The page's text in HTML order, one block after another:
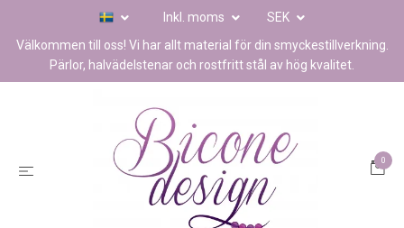
Inkl. moms
SEK
Välkommen till oss! Vi har allt material för din smyckestillverkning.
Pärlor, halvädelstenar och rostfritt stål av hög kvalitet.
0